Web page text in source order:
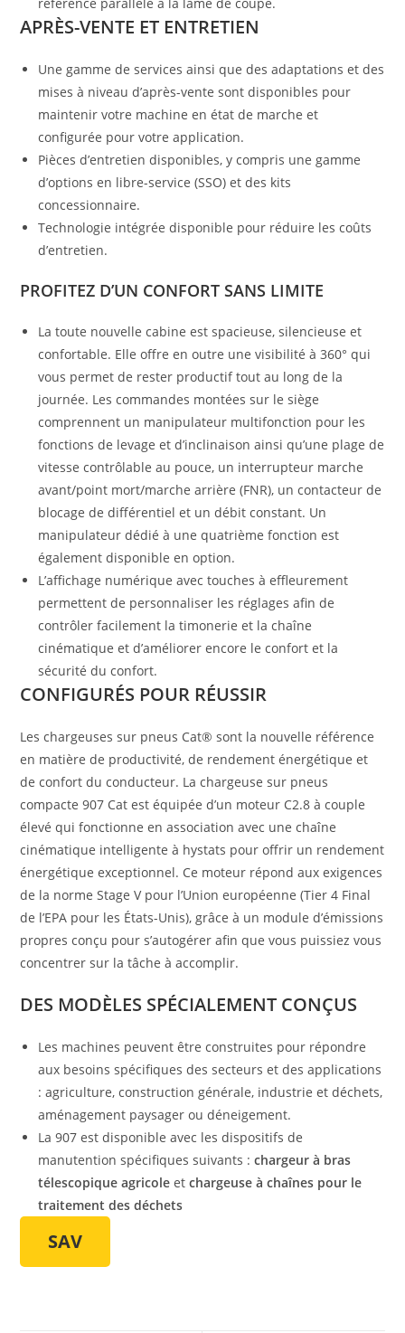
APRÈS-VENTE ET ENTRETIEN
Une gamme de services ainsi que des adaptations et des
mises à niveau d’après-vente sont disponibles pour
maintenir votre machine en état de marche et
configurée pour votre application.
Pièces d’entretien disponibles, y compris une gamme
d’options en libre-service (SSO) et des kits
concessionnaire.
Technologie intégrée disponible pour réduire les coûts
d’entretien.
PROFITEZ D’UN CONFORT SANS LIMITE
La toute nouvelle cabine est spacieuse, silencieuse et
confortable. Elle offre en outre une visibilité à 360° qui
vous permet de rester productif tout au long de la
journée. Les commandes montées sur le siège
comprennent un manipulateur multifonction pour les
fonctions de levage et d’inclinaison ainsi qu’une plage de
vitesse contrôlable au pouce, un interrupteur marche
avant/point mort/marche arrière (FNR), un contacteur de
blocage de différentiel et un débit constant. Un
manipulateur dédié à une quatrième fonction est
également disponible en option.
L’affichage numérique avec touches à effleurement
permettent de personnaliser les réglages afin de
contrôler facilement la timonerie et la chaîne
cinématique et d’améliorer encore le confort et la
sécurité du confort.
CONFIGURÉS POUR RÉUSSIR
Les chargeuses sur pneus Cat® sont la nouvelle référence
en matière de productivité, de rendement énergétique et
de confort du conducteur. La chargeuse sur pneus
compacte 907 Cat est équipée d’un moteur C2.8 à couple
élevé qui fonctionne en association avec une chaîne
cinématique intelligente à hystats pour offrir un rendement
énergétique exceptionnel. Ce moteur répond aux exigences
de la norme Stage V pour l’Union européenne (Tier 4 Final
de l’EPA pour les États-Unis), grâce à un module d’émissions
propres conçu pour s’autogérer afin que vous puissiez vous
concentrer sur la tâche à accomplir.
DES MODÈLES SPÉCIALEMENT CONÇUS
Les machines peuvent être construites pour répondre
aux besoins spécifiques des secteurs et des applications
: agriculture, construction générale, industrie et déchets,
aménagement paysager ou déneigement.
La 907 est disponible avec les dispositifs de
manutention spécifiques suivants :chargeur à bras
télescopique agricole etchargeuse à chaînes pour le
traitement des déchets
SAV